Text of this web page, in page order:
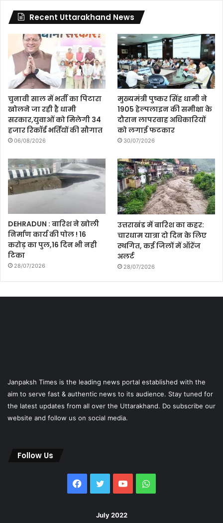
Recent Uttarakhand News
चुनावी साल में भर्ती का पिटारा
खोलने जा रही है धामी
सरकार,युवाओं को मिलेगी 34
हजार रिकॉर्ड भर्तियों की सौगात
06/08/2026
मुख्यमंत्री पुष्कर सिंह धामी ने
1905 हेल्पलाइन की समीक्षा के
दौरान लापरवाह अधिकारियों
को लगाई फटकार
30/07/2026
DEHRADUN : बारिश ने खोली
निर्माण कार्य की पोल ! 16
करोड़ का पुल,16 दिन भी नही
टिका
28/07/2026
उत्तराखंड में बारिश का कहर:
चारधाम यात्रा दो दिन के लिए
स्थगित, कई जिलों में ऑरेंज
अलर्ट
28/07/2026
Janpaksh Times is the leading news portal established with the
aim to serve fast & authentic news to its audience. Stay tuned for
the latest updates from all over the Uttarakhand. Do subscribe our
website and follow us on social media.
Follow Us
Facebook
Twitter YouTubeWhatsApp
July 2022